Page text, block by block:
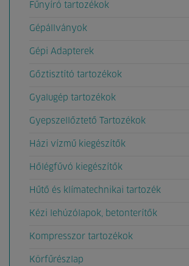
Fűnyíró tartozékok
Gépállványok
Gépi Adapterek
Gőztisztító tartozékok
Gyalugép tartozékok
Gyepszellőztető Tartozékok
Házi vízmű kiegészítők
Hőlégfűvó kiegészítők
Hűtő és klímatechnikai tartozék
Kézi lehúzólapok, betonterítők
Kompresszor tartozékok
Körfűrészlap